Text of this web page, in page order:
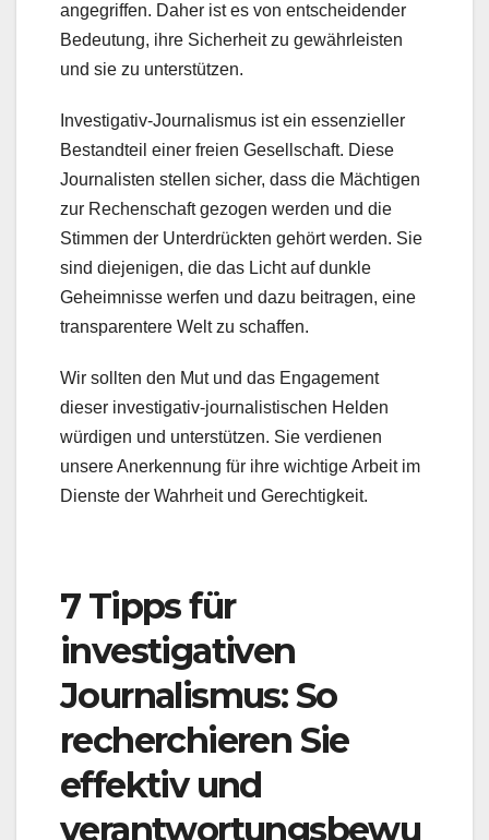
angegriffen. Daher ist es von entscheidender
Bedeutung, ihre Sicherheit zu gewährleisten
und sie zu unterstützen.
Investigativ-Journalismus ist ein essenzieller
Bestandteil einer freien Gesellschaft. Diese
Journalisten stellen sicher, dass die Mächtigen
zur Rechenschaft gezogen werden und die
Stimmen der Unterdrückten gehört werden. Sie
sind diejenigen, die das Licht auf dunkle
Geheimnisse werfen und dazu beitragen, eine
transparentere Welt zu schaffen.
Wir sollten den Mut und das Engagement
dieser investigativ-journalistischen Helden
würdigen und unterstützen. Sie verdienen
unsere Anerkennung für ihre wichtige Arbeit im
Dienste der Wahrheit und Gerechtigkeit.
7 Tipps für
investigativen
Journalismus: So
recherchieren Sie
effektiv und
verantwortungsbewu